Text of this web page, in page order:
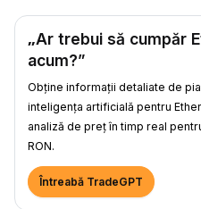
„Ar trebui să cumpăr
acum?”
Obține informații detaliate de
inteligența artificială pentru
analiză de preț în timp real
RON.
Întreabă TradeGPT